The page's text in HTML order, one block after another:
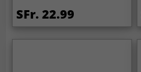
SFr. 22.99